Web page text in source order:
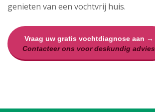
genieten van een vochtvrij huis.
Vraag uw gratis vochtdiagnose aan →
Contacteer ons voor deskundig advies